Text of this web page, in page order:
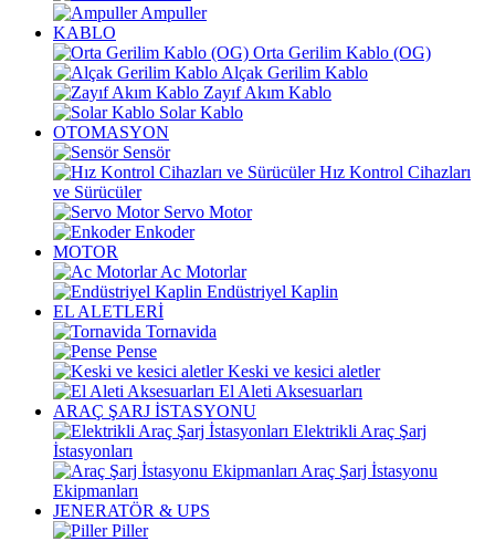
Ampuller
KABLO
Orta Gerilim Kablo (OG)
Alçak Gerilim Kablo
Zayıf Akım Kablo
Solar Kablo
OTOMASYON
Sensör
Hız Kontrol Cihazları
ve Sürücüler
Servo Motor
Enkoder
MOTOR
Ac Motorlar
Endüstriyel Kaplin
EL ALETLERİ
Tornavida
Pense
Keski ve kesici aletler
El Aleti Aksesuarları
ARAÇ ŞARJ İSTASYONU
Elektrikli Araç Şarj
İstasyonları
Araç Şarj İstasyonu
Ekipmanları
JENERATÖR & UPS
Piller